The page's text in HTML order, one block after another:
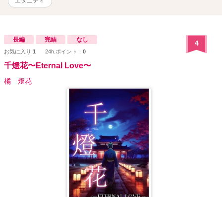
長編 完結 なし
お気に入り:1 24h.ポイント： 0
4
千燈花〜Eternal Love〜
橘 燈花